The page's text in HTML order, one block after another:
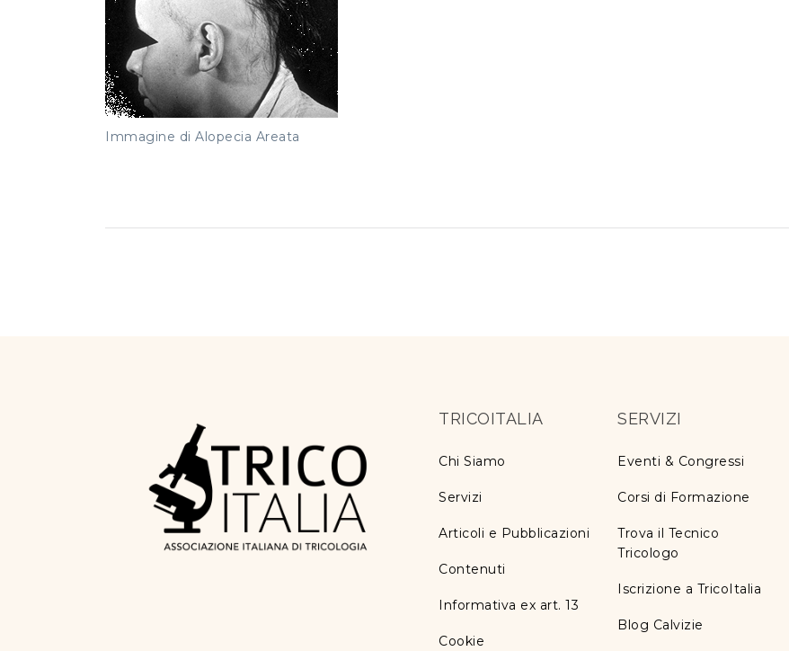
Immagine di Alopecia Areata
TRICOITALIA
Chi Siamo
Servizi
Articoli e Pubblicazioni
Contenuti
Informativa ex art. 13
Cookie
SERVIZI
Eventi & Congressi
Corsi di Formazione
Trova il Tecnico
Tricologo
Iscrizione a TricoItalia
Blog Calvizie